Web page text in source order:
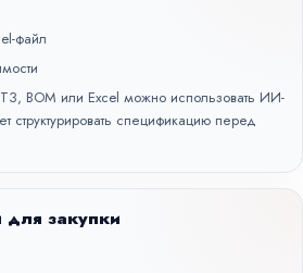
файл
BOM или Excel можно использовать ИИ-
структурировать спецификацию перед
для закупки